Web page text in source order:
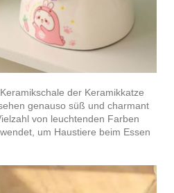
der Keramikkatze
genauso süß und charmant
von leuchtenden Farben
um Haustiere beim Essen